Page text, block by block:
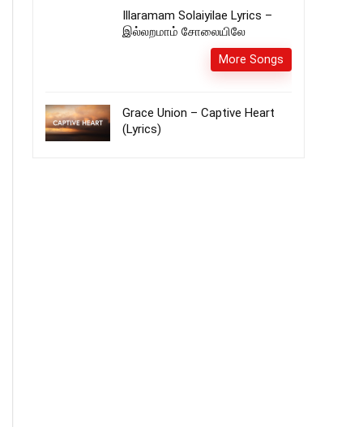
Illaramam Solaiyilae Lyrics –
இல்லறமாம் சோலையிலே
More Songs
Grace Union – Captive Heart
(Lyrics)